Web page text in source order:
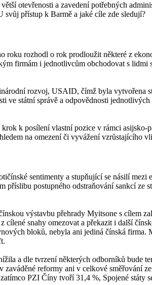
otevřenosti a zavedení potřebných
svůj přístup k Barmě a jaké cíle zde sledují?
roku rozhodl o rok prodloužit některé z
firmám i jednotlivcům obchodovat s lidmi
rozvoj, USAID, čímž byla vytvořena
ve státní správě a odpovědnosti
k posílení vlastní pozice v rámci
na omezení či vyvážení vzrůstajícího
sentimenty a stupňující se násilí
postupného odstraňování sankcí ze
výstavbu přehrady Myitsone s cílem
snahy omezovat a překazit i další
bloků, nebyla ani jediná čínská
a dle tvrzení některých odborníků bude
reformy ani v celkové směřování
PZI Číny tvoří 31,4 %, Spojené státy